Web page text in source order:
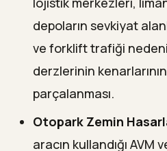
depoların sevkiyat
ve forklift trafiği
derzlerinin kenarlarının
parçalanması.
Otopark Zemin
aracın kullandığı AVM